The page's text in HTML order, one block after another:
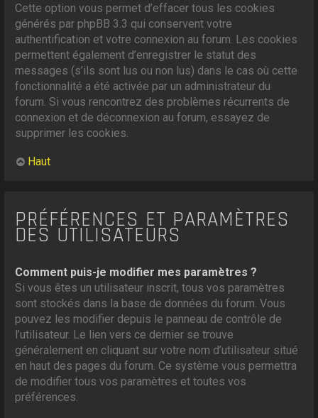
Cette option vous permet d’effacer tous les cookies
générés par phpBB 3.3 qui conservent votre
authentification et votre connexion au forum. Les cookies
permettent également d’enregistrer le statut des
messages (s’ils sont lus ou non lus) dans le cas où cette
fonctionnalité a été activée par un administrateur du
forum. Si vous rencontrez des problèmes récurrents de
connexion et de déconnexion au forum, essayez de
supprimer les cookies.
Haut
PRÉFÉRENCES ET PARAMÈTRES
DES UTILISATEURS
Comment puis-je modifier mes paramètres ?
Si vous êtes un utilisateur inscrit, tous vos paramètres
sont stockés dans la base de données du forum. Vous
pouvez les modifier depuis le panneau de contrôle de
l’utilisateur. Le lien vers ce dernier se trouve
généralement en cliquant sur votre nom d’utilisateur situé
en haut des pages du forum. Ce système vous permettra
de modifier tous vos paramètres et toutes vos
préférences.